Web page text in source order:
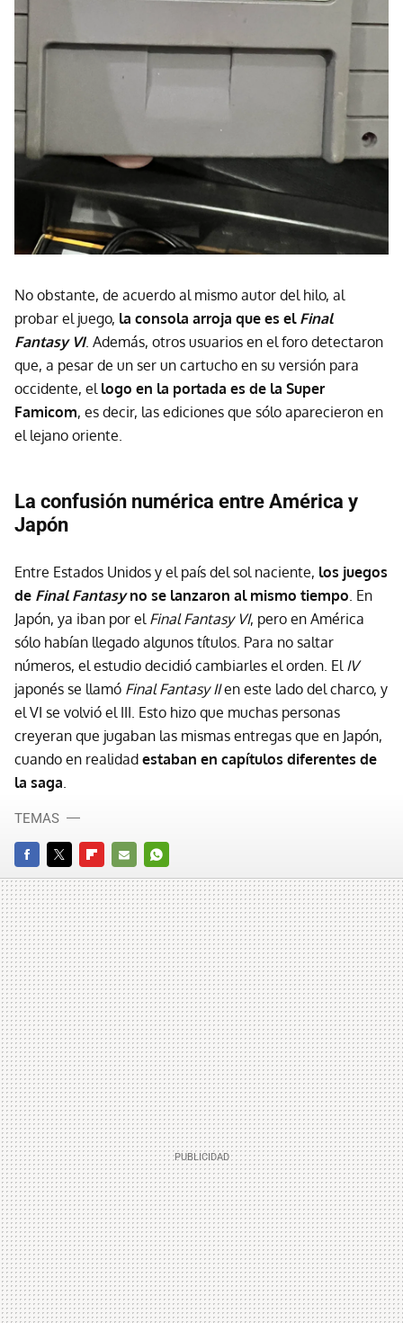
No obstante, de acuerdo al mismo autor del hilo, al
probar el juego, la consola arroja que es el Final
Fantasy VI. Además, otros usuarios en el foro detectaron
que, a pesar de un ser un cartucho en su versión para
occidente, el logo en la portada es de la Super
Famicom, es decir, las ediciones que sólo aparecieron en
el lejano oriente.
La confusión numérica entre América y
Japón
Entre Estados Unidos y el país del sol naciente, los juegos
de Final Fantasyno se lanzaron al mismo tiempo. En
Japón, ya iban por el Final Fantasy VI, pero en América
sólo habían llegado algunos títulos. Para no saltar
números, el estudio decidió cambiarles el orden. El IV
japonés se llamó Final Fantasy IIen este lado del charco, y
el VI se volvió el III. Esto hizo que muchas personas
creyeran que jugaban las mismas entregas que en Japón,
cuando en realidad estaban en capítulos diferentes de
la saga.
FACEBOOKTWITTERFLIPBOARD
E-
MAIL
WHATSAPP
TEMAS